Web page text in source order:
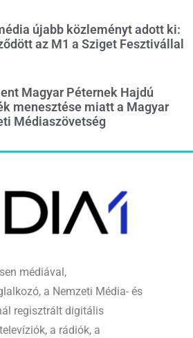
újabb közleményt adott ki:
az M1 a Sziget Fesztivállal
Magyar Péternek Hajdú
menesztése miatt a Magyar
Médiaszövetség
médiával,
a Nemzeti Média- és
regisztrált digitális
a rádiók, a